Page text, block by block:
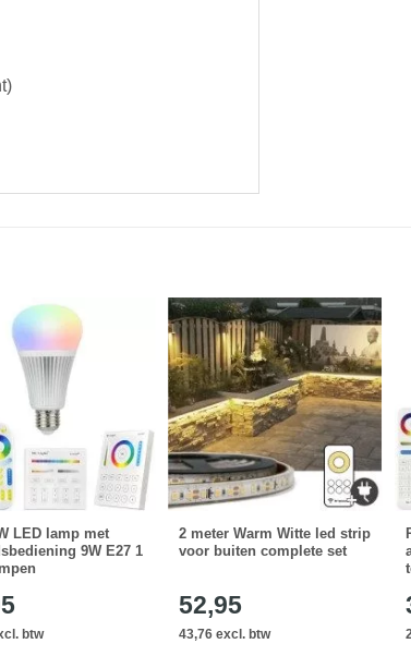
LED lamp met
9W E27 1
btw
2 meter Warm Witte led strip
voor buiten complete set
52,95
43,76 excl. btw